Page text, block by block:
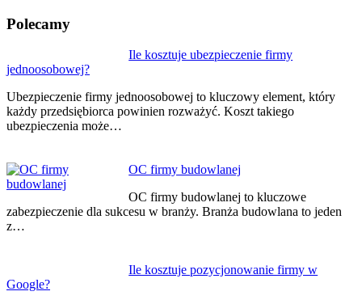
Polecamy
Ile kosztuje ubezpieczenie firmy
jednoosobowej?
Ubezpieczenie firmy jednoosobowej to kluczowy element, który
każdy przedsiębiorca powinien rozważyć. Koszt takiego
ubezpieczenia może…
OC firmy budowlanej
OC firmy budowlanej to kluczowe
zabezpieczenie dla sukcesu w branży. Branża budowlana to jeden
z…
Ile kosztuje pozycjonowanie firmy w
Google?
wpisu